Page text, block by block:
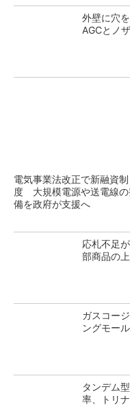
外壁に穴
AGCとノ
電気事業法改正で新融資制
度 大規模電源や送電線
備を政府が支援へ
応札不足
部商品の
ガスコー
ングモー
タンデム
率、トリ